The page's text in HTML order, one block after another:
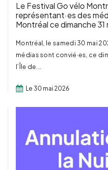
Le Festival Go vélo
représentant·es des
Montréal ce dimanche 31
Montréal, le samedi 30 mai
médias sont convié·es, ce
l’Île de...
Le 30 mai 2026